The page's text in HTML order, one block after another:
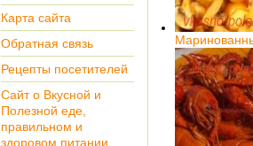
Карта сайта
Обратная связь
Рецепты посетителей
Сайт о Вкусной и
Полезной еде,
правильном и
здоровом питании